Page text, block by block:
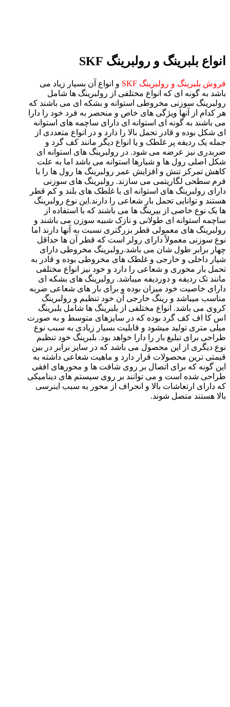
انواع بلبرینگ و رولبرینگ SKF
فروش بلبرینگ و رولبرینگ SKF
و انواع آن بسیار زیاد می
باشد به گونه ای که انواع مختلفی از رولبرینگ ها شامل
رولبرینگ سوزنی مخروطی استوانه و بشکه ای می باشند که
هر کدام از آنها ویژگی های خاص و منحصر به فرد خود را دارا
می باشند به گونه ای استوانه ای دارای ساچمه های استوانه
ای شکل بوده و قادر تحمل بالا را دارد و در انواع متعددی از
جمله یک ردیفه پر غلطک و یا انواع دیگر مانند کف گرد و
ضربدری نیز عرضه می شود. در رولبرینگ های استوانه ای
شکل اصلی رول ها و شیارها استوانه می باشد اما به علت
کاهش تمرکز تنش و افزایش عمر رولبرینگ ها رول ها را با
فرم سطحی لگاریتمی می سازند. رولبرینگ های سوزنی
دارای رولبرینگ های استوانه ای با غلطک های بلند و کم قطر
هستند و توانایی تحمل بار شعاعی را دارند.این نوع رولبرینگ
ها یک نوع خاصی از بیرینگ ها می باشند که با استفاده از
ساچمه استوانه ای طولانی و نازک شبیه سوزن می باشند و
رولبرینگ های معمولی قطر بزرگتری نسبت به آنها دارند اما
نوع سوزنی معمولاً دارای رولر است که قطر آن ها حداقل
چهار برابر طول شان می باشد.رولبرینگ مخروطی دارای
شیار داخلی و خارجی و غلطک های مخروطی بوده و قادر به
تحمل بار محوری و شعاعی را دارد و خود نیز انواع مختلفی
مانند تک ردیفه و دوردیفه میباشد. رولبرینگ های بشکه ای
دارای خاصیت خود میزان بوده و برای بار های شعاعی ضربه
مناسب میباشد و رینگ خارجی آن خود تنظیم و رولبرینگ
کروی می باشد. انواع مختلفی از بلبرینگ ها شامل بلبرینگ
اس کا اف کف گرد بوده که در سایزهای متوسط و به صورت
میلی متری تولید میشود و قابلیت بسیار زیادی به سبب نوع
طراحی برای تبلیغ بار را دارا خواهد بود. بلبرینگ خود تنظیم
نوع دیگری از این محصول می باشد که در سایز برابر در بین
قیمتی ترین محصولات قرار دارد و ماهیت شعاعی داشته به
این گونه که برای اتصال بر روی شافت ها و محورهای افقی
طراحی شده است و می توانند بر روی سیستم های دینامیکی
که دارای ارتعاشات بالا و انحراف از محور به سبب اینرسی
بالا هستند متصل شوند.